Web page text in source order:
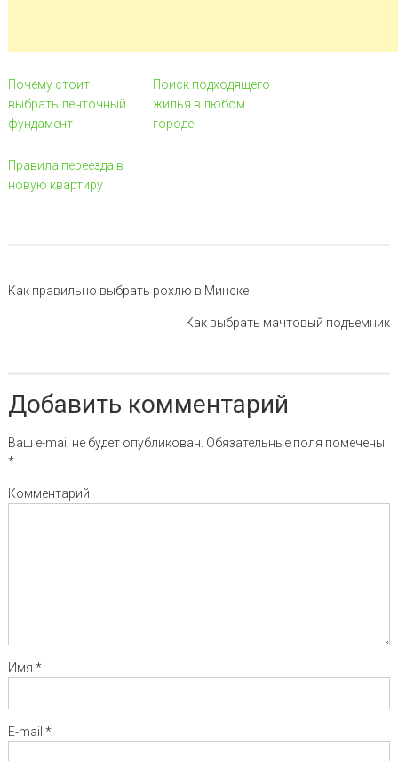
Почему стоит
выбрать ленточный
фундамент
Поиск подходящего
жилья в любом
городе
Правила переезда в
новую квартиру
Навигация по записи
Как правильно выбрать рохлю в Минске
Как выбрать мачтовый подъемник
Добавить комментарий
Ваш e-mail не будет опубликован. Обязательные поля помечены
*
Комментарий
Имя *
E-mail *